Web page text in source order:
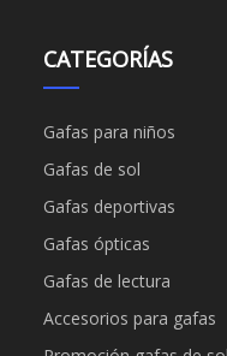
CATEGORÍAS
Gafas para niños
Gafas de sol
Gafas deportivas
Gafas ópticas
Gafas de lectura
Accesorios para gafas